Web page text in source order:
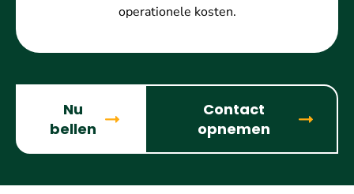
operationele kosten.
Nu
bellen
Contact
opnemen